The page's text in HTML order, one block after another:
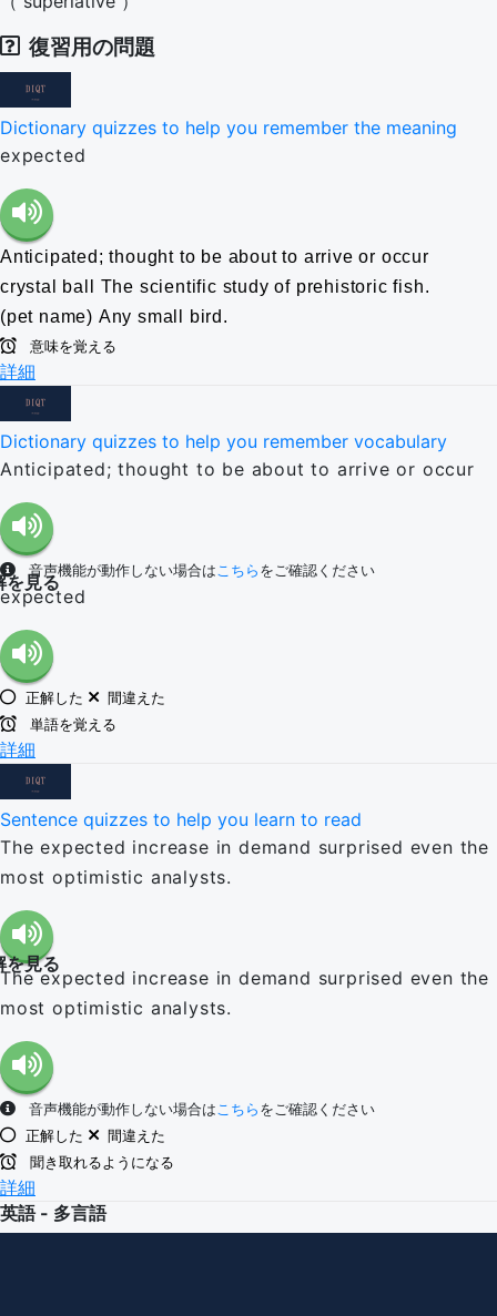
復習用の問題
Dictionary quizzes to help you remember the meaning
expected
Anticipated; thought to be about to arrive or occur
crystal ball
The scientific study of prehistoric fish.
(pet name) Any small bird.
意味を覚える
詳細
Dictionary quizzes to help you remember vocabulary
Anticipated; thought to be about to arrive or occur
音声機能が動作しない場合はこちら をご確認ください
を見る
expected
正解した
間違えた
単語を覚える
詳細
Sentence quizzes to help you learn to read
The expected increase in demand surprised even the
most optimistic analysts.
を見る
The expected increase in demand surprised even the
most optimistic analysts.
音声機能が動作しない場合はこちら をご確認ください
正解した
間違えた
聞き取れるようになる
詳細
英語 - 多言語